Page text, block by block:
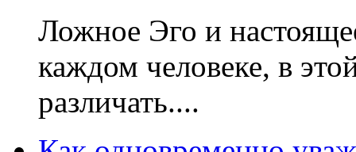
Ложное Эго и
каждом человеке, в
различать....